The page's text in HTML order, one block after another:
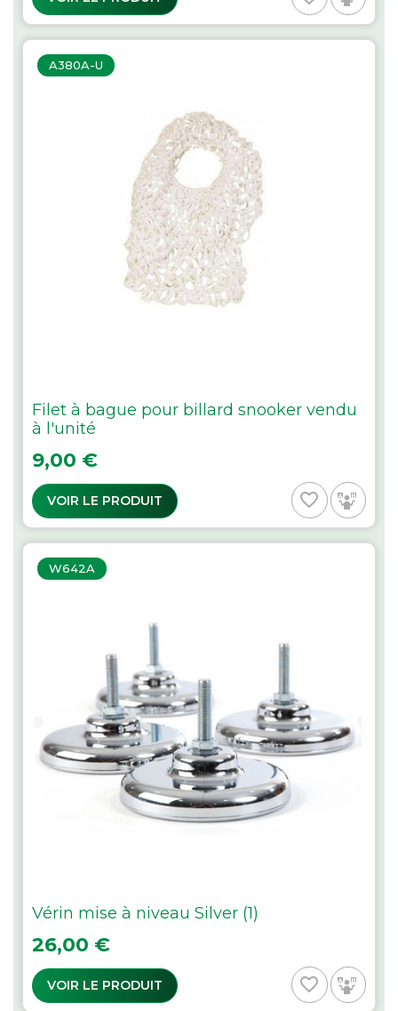
A380A-U
Filet à bague pour billard snooker vendu
à l'unité
Prix
9,00 €
VOIR LE PRODUIT favorite_border
W642A
Vérin mise à niveau Silver (1)
Prix
26,00 €
VOIR LE PRODUIT favorite_border